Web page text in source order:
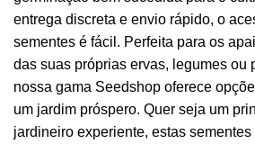
entrega discreta e envio rápido, o
sementes é fácil. Perfeita para os
das suas próprias ervas, legumes ou
nossa gama Seedshop oferece
um jardim próspero. Quer seja um
jardineiro experiente, estas